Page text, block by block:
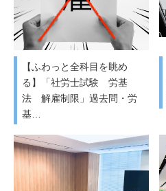
【ふわっと全科目を眺め
る】「社労士試験 労基
法 解雇制限」過去問・労
基…